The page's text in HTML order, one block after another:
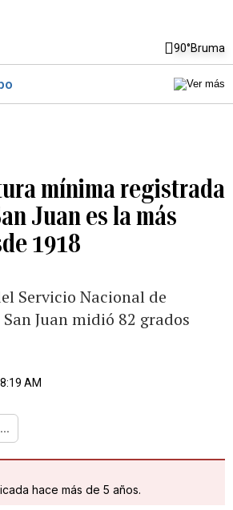
90°Bruma
mínima registrada
Juan es la más
1918
Servicio Nacional de
Juan midió 82 grados
AM
...
hace más de 5 años.